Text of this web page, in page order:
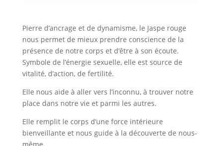
Pierre d’ancrage et de dynamisme, le Jaspe rouge
nous permet de mieux prendre conscience de la
présence de notre corps et d’être à son écoute.
Symbole de l’énergie sexuelle, elle est source de
vitalité, d’action, de fertilité.
Elle nous aide à aller vers l’inconnu, à trouver notre
place dans notre vie et parmi les autres.
Elle remplit le corps d’une force intérieure
bienveillante et nous guide à la découverte de nous-